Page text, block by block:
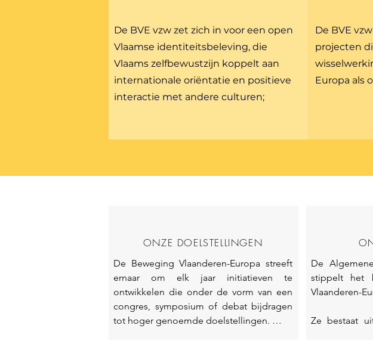
De BVE vzw zet zich in voor een open
Vlaamse identiteitsbeleving, die
Vlaams zelfbewustzijn koppelt aan
internationale oriëntatie en positieve
interactie met andere culturen;
De BVE
projecten
Europa als
ONZE DOELSTELLINGEN
De Beweging Vlaanderen-Europa streeft
ernaar om elk jaar initiatieven te
ontwikkelen die onder de vorm van een
congres, symposium of debat bijdragen
tot hoger genoemde doelstellingen.
De
stippelt het
Vlaanderen-
Ze bestaat